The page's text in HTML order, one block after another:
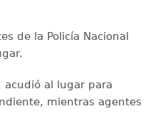
de la Policía Nacional
acudió al lugar para
mientras agentes